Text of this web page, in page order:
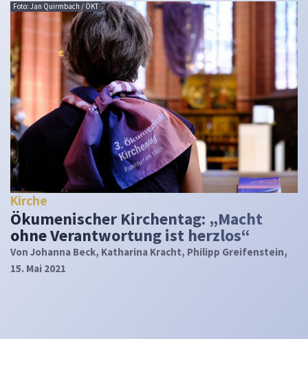
Foto: Jan Quirmbach / ÖKT
Kirche
Ökumenischer Kirchentag: „Macht
ohne Verantwortung ist herzlos“
Von Johanna Beck, Katharina Kracht, Philipp Greifenstein,
15. Mai 2021